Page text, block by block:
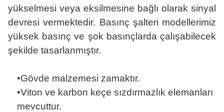
yükselmesi veya eksilmesine bağlı olarak sinyal
devresi vermektedir. Basınç şalteri modellerimiz
yüksek basınç ve şok basınçlarda çalışabilecek
şekilde tasarlanmıştır.
•Gövde malzemesi zamaktır.
•Viton ve karbon keçe sızdırmazlık elemanları
mevcuttur.